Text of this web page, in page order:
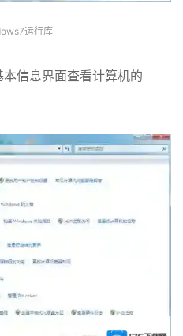
运行库
信息界面查看计算机的